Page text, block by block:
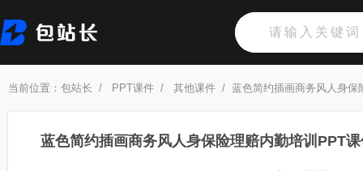
当前位置： 包站长 / PPT课件 / 其他课件 / 蓝色简约插画商务风人身
蓝色简约插画商务风人身保险理赔内勤培训PPT